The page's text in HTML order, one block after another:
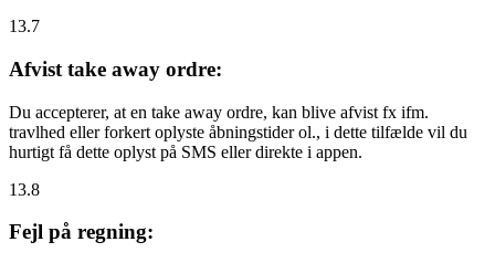
13.7
Afvist take away ordre:
Du accepterer, at en take away ordre, kan blive afvist fx ifm.
travlhed eller forkert oplyste åbningstider ol., i dette tilfælde vil du
hurtigt få dette oplyst på SMS eller direkte i appen.
13.8
Fejl på regning: